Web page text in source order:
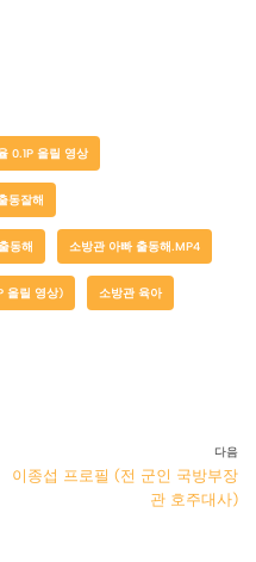
0.1P 올릴 영상
동잘해
동해 소방관 아빠 출동해.MP4
올릴 영상) 소방관 육아
다음
이종섭 프로필 (전 군인 국방부장
관 호주대사)